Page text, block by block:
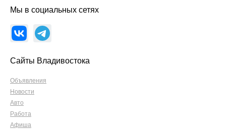
Мы в социальных сетях
Сайты Владивостока
Объявления
Новости
Авто
Работа
Афиша